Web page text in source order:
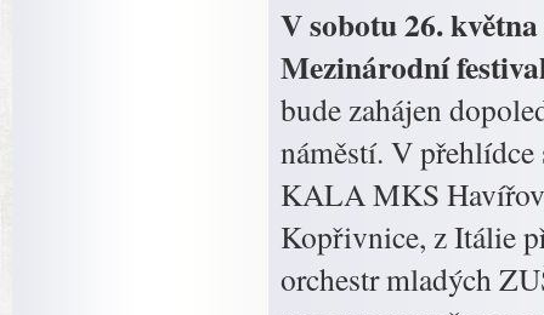
V sobotu 26.
Mezinárodní
bude zahájen
náměstí. V
KALA MKS
Kopřivnice, z Itálie
orchestr mladých